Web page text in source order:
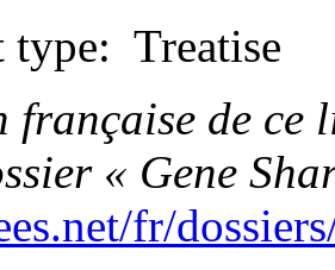
type: Treatise
française de ce
« Gene
fr/